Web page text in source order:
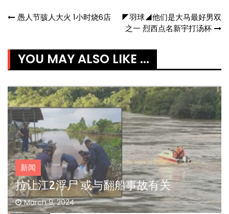
Post
愚人节骇人大火 1小时烧6店
◤羽球◢他们是大马最好男双
之一 烈西点名新宇打汤杯
YOU MAY ALSO LIKE ...
新闻
拉让江2浮尸 或与翻船事故有关
March 9, 2024